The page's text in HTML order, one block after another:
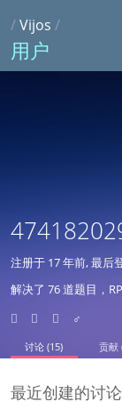
/Vijos /
用户
注册于 17 年前, 最后
解决了 76 道题目，
♂
讨论 (15) 贡献
最近创建的讨论